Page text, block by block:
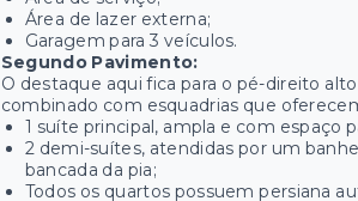
Área de lazer externa;
Garagem para 3 veículos.
Segundo Pavimento:
O destaque aqui fica para o pé-direito
combinado com esquadrias que
1 suíte principal, ampla e com espaço
2 demi-suítes, atendidas por um
bancada da pia;
Todos os quartos possuem persiana